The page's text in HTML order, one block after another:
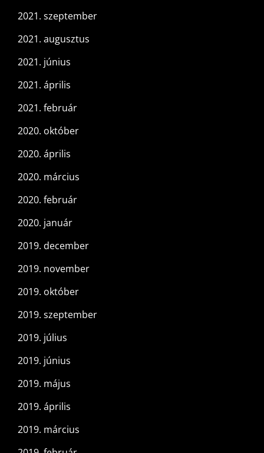
2021. szeptember
2021. augusztus
2021. június
2021. április
2021. február
2020. október
2020. április
2020. március
2020. február
2020. január
2019. december
2019. november
2019. október
2019. szeptember
2019. július
2019. június
2019. május
2019. április
2019. március